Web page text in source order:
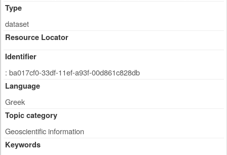
Type
dataset
Resource Locator
Identifier
: ba017cf0-33df-11ef-a93f-00d861c828db
Language
Greek
Topic category
Geoscientific information
Keywords